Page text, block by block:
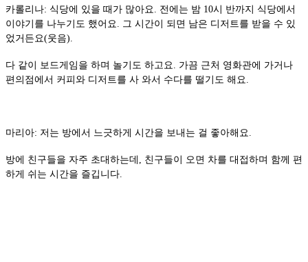
카롤리나: 식당에 있을 때가 많아요. 전에는 밤 10시 반까지 식당에서
이야기를 나누기도 했어요. 그 시간이 되면 남은 디저트를 받을 수 있
었거든요(웃음).
다 같이 보드게임을 하며 놀기도 하고요. 가끔 근처 영화관에 가거나
편의점에서 커피와 디저트를 사 와서 수다를 떨기도 해요.
마리아: 저는 방에서 느긋하게 시간을 보내는 걸 좋아해요.
방에 친구들을 자주 초대하는데, 친구들이 오면 차를 대접하며 함께 편
하게 쉬는 시간을 즐깁니다.